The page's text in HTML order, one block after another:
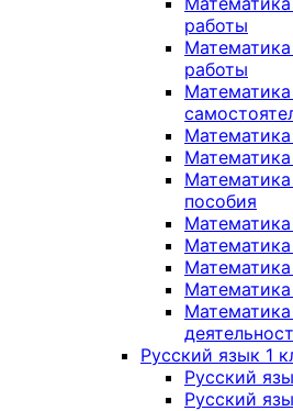
работы
работы
Математика
пособия
Математика
Русский язык 1
Русский
Русский